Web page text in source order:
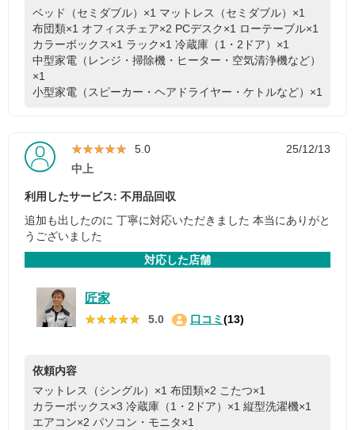
ベッド（セミダブル）×1 マットレス（セミダブル）×1
布団類×1 オフィスチェア×2 PCデスク×1 ローテーブル×1
カラーボックス×1 ラック×1 冷蔵庫（1・2ドア）×1
中型家電（レンジ・掃除機・ヒーター・空気清浄機など）
×1
小型家電（スピーカー・ヘアドライヤー・ケトルなど）×1
★★★★★
★★★★★ 5.0
25/12/13
中上
利用したサービス: 不用品回収
追加も出したのに 丁寧に対応いただきました 本当にありがと
うございました
対応した店舗
匠家
★★★★★
★★★★★ 5.0 口コミ (13)
依頼内容
マットレス（シングル）×1 布団類×2 こたつ×1
カラーボックス×3 冷蔵庫（1・2ドア）×1 縦型洗濯機×1
エアコン×2 パソコン・モニタ×1